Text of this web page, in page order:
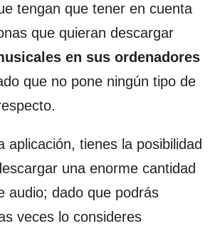
tengan que tener en cuenta
que quieran descargar
en sus ordenadores
que no pone ningún tipo de
aplicación, tienes la posibilidad
una enorme cantidad
audio; dado que podrás
veces lo consideres